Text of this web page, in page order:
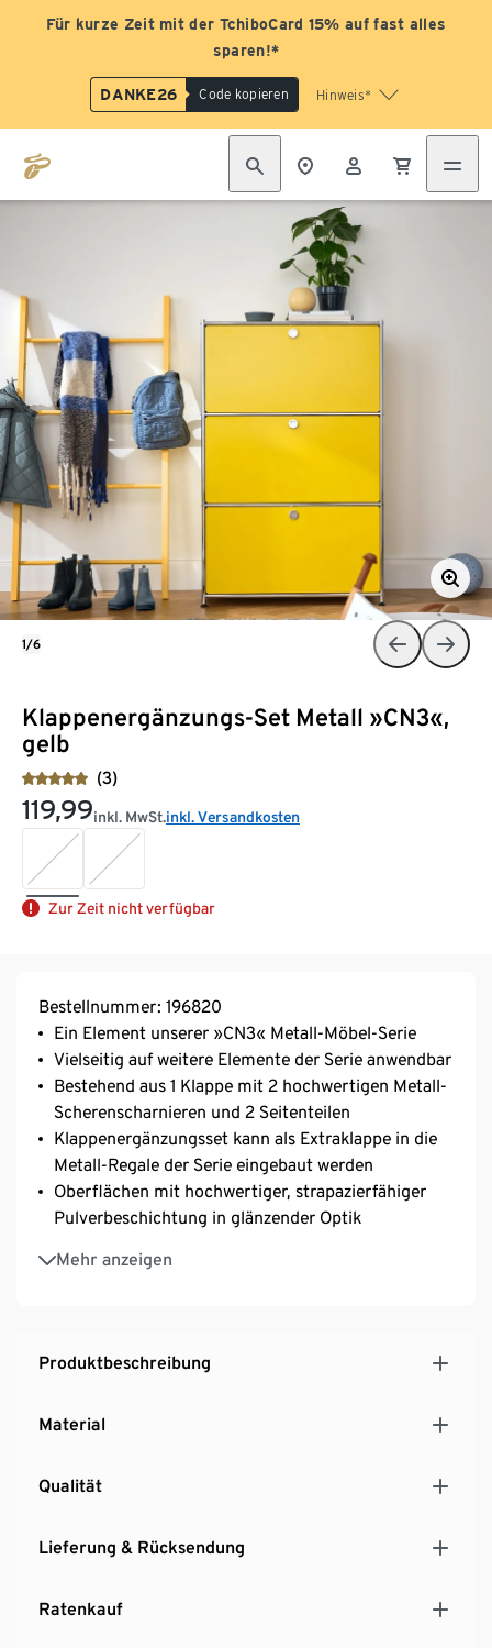
Für kurze Zeit mit der TchiboCard 15% auf fast alles
sparen!*
DANKE26 Code kopieren Hinweis*
Klappenergänzungs-Set Metall »CN3«,
gelb
(3)
119,99inkl. MwSt.inkl. Versandkosten
Zur Zeit nicht verfügbar
1/6
Bestellnummer: 196820
Ein Element unserer »CN3« Metall-Möbel-Serie
Vielseitig auf weitere Elemente der Serie anwendbar
Bestehend aus 1 Klappe mit 2 hochwertigen Metall-
Scherenscharnieren und 2 Seitenteilen
Klappenergänzungsset kann als Extraklappe in die
Metall-Regale der Serie eingebaut werden
Oberflächen mit hochwertiger, strapazierfähiger
Pulverbeschichtung in glänzender Optik
Mehr anzeigen
Mit Metallgriffen
Produktbeschreibung
Material
Qualität
Lieferung & Rücksendung
Ratenkauf